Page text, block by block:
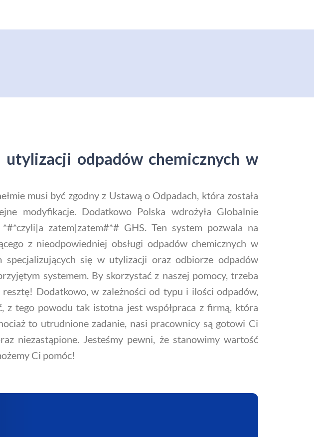
odpadów chemicznych w
musi być zgodny z Ustawą o Odpadach, która została
modyfikacje. Dodatkowo Polska wdrożyła Globalnie
zatem|zatem#*# GHS. Ten system pozwala na
z nieodpowiedniej obsługi odpadów chemicznych w
specjalizujących się w utylizacji oraz odbiorze odpadów
systemem. By skorzystać z naszej pomocy, trzeba
Dodatkowo, w zależności od typu i ilości odpadów,
z tego powodu tak istotna jest współpraca z firmą, która
to utrudnione zadanie, nasi pracownicy są gotowi Ci
niezastąpione. Jesteśmy pewni, że stanowimy wartość
Ci pomóc!